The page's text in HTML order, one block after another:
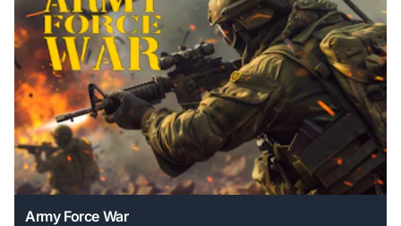
Army Force War